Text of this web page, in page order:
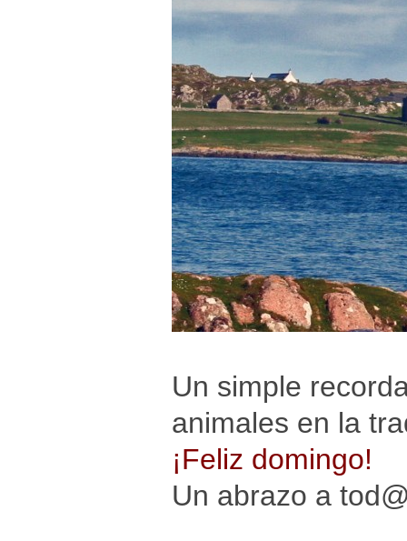
Un simple
animales en la
¡Feliz domingo!
Un abrazo a